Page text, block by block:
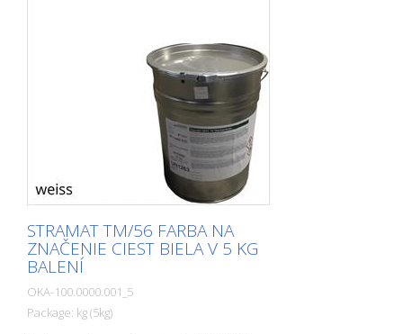
STRAMAT TM/56 FARBA NA
ZNAČENIE CIEST BIELA V 5 KG
BALENÍ
OKA-100.0000.001_5
Package: kg (5kg)